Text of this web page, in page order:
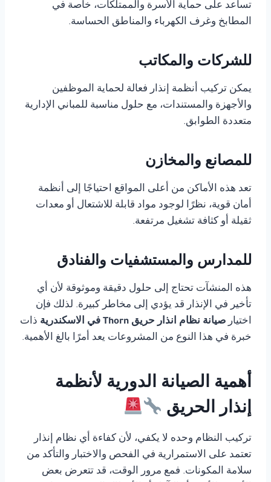
تساعد على حماية الأسرة والممتلكات، خاصة في
المطابخ وغرف الكهرباء والمناطق الحساسة.
للشركات والمكاتب
يمكن تركيب أنظمة إنذار فعالة لحماية الموظفين
والأجهزة والمستندات، مع حلول مناسبة للمباني الإدارية
متعددة الطوابق.
للمصانع والمخازن
تعد هذه الأماكن من أعلى المواقع احتياجًا إلى أنظمة
أمان قوية، نظرًا لوجود مواد قابلة للاشتعال أو معدات
ثقيلة أو كثافة تشغيل مرتفعة.
للمدارس والمستشفيات والفنادق
هذه المنشآت تحتاج إلى حلول دقيقة وموثوقة لأن أي
تأخير في الإنذار قد يؤدي إلى مخاطر كبيرة. لذلك فإن
اختيار صيانة نظام انذار حريق Thorn في الاسكندرية
ذات
خبرة في هذا النوع من المشروعات يعد أمرًا بالغ الأهمية.
أهمية الصيانة الدورية لأنظمة
إنذار الحريق
تركيب النظام وحده لا يكفي، لأن كفاءة أي نظام إنذار
تعتمد على الاستمرارية في الفحص والاختبار والتأكد من
سلامة المكونات. فمع مرور الوقت، قد تتعرض بعض